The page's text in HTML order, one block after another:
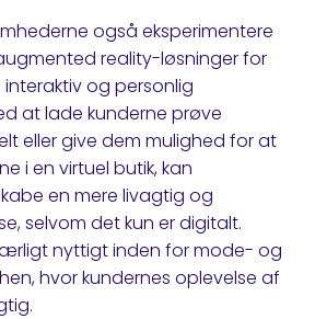
også eksperimentere
reality-løsninger for
og personlig
at lade kunderne prøve
eller give dem mulighed for at
i en virtuel butik, kan
en mere livagtig og
selvom det kun er digitalt.
nyttigt inden for mode- og
hvor kundernes oplevelse af